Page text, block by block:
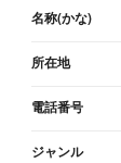
名称(かな)
所在地
電話番号
ジャンル